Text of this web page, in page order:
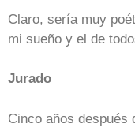
Claro, sería muy
mi sueño y el de
Jurado
Cinco años después